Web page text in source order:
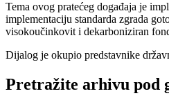
Tema ovog pratećeg događaja je
implementaciju standarda zgrada
visokoučinkovit i dekarboniziran
Dijalog je okupio predstavnike
Pretražite arhivu pod